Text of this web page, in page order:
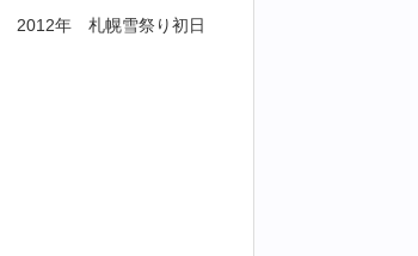
2012年 札幌雪祭り初日